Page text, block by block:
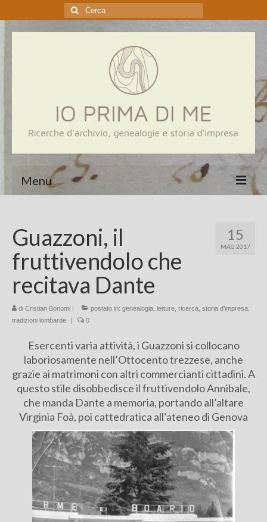
Cerca:
Menu
Genealogia
Aziende
Chi sono
FAQ
15
MAG 2017
Guazzoni, il
fruttivendolo che
recitava Dante
di Cristian Bonomi | postato in: genealogia letture ricerca storia d'impresa
tradizioni lombarde
| 0
Esercenti varia attività, i Guazzoni si collocano
laboriosamente nell’Ottocento trezzese, anche
grazie ai matrimoni con altri commercianti cittadini. A
questo stile disobbedisce il fruttivendolo Annibale,
che manda Dante a memoria, portando all’altare
Virginia Foà, poi cattedratica all’ateneo di Genova